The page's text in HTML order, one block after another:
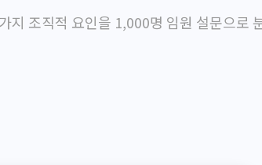
지 조직적 요인을 1,000명 임원 설문으로